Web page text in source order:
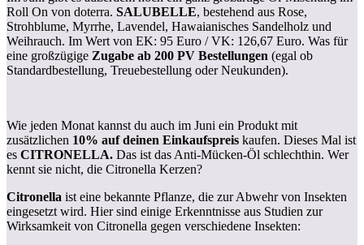
Roll On von doterra. SALUBELLE, bestehend aus Rose,
Strohblume, Myrrhe, Lavendel, Hawaianisches Sandelholz und
Weihrauch. Im Wert von EK: 95 Euro / VK: 126,67 Euro. Was für
eine großzügige Zugabe ab 200 PV Bestellungen (egal ob
Standardbestellung, Treuebestellung oder Neukunden).
Wie jeden Monat kannst du auch im Juni ein Produkt mit
zusätzlichen 10% auf deinen Einkaufspreis kaufen. Dieses Mal ist
es CITRONELLA. Das ist das Anti-Mücken-Öl schlechthin. Wer
kennt sie nicht, die Citronella Kerzen?
Citronella ist eine bekannte Pflanze, die zur Abwehr von Insekten
eingesetzt wird. Hier sind einige Erkenntnisse aus Studien zur
Wirksamkeit von Citronella gegen verschiedene Insekten: